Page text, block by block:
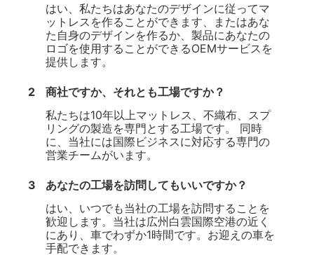
はい、私たちはあなたのデザインに従ってマ
ットレスを作ることができます、またはあな
た自身のデザインを作るか、製品にあなたの
ロゴを使用することができるOEMサービスを
提供します。
2
商社ですか、それとも工場ですか？
私たちは10年以上マットレス、不織布、スプ
リングの製造を専門とする工場です。 同時
に、当社には国際ビジネスに対応する専門の
営業チームがいます。
3
あなたの工場を訪問してもいいですか？
はい、いつでも当社の工場を訪問することを
歓迎します。当社は広州白雲国際空港の近く
にあり、車でわずか1時間です。お迎えの車を
手配できます。